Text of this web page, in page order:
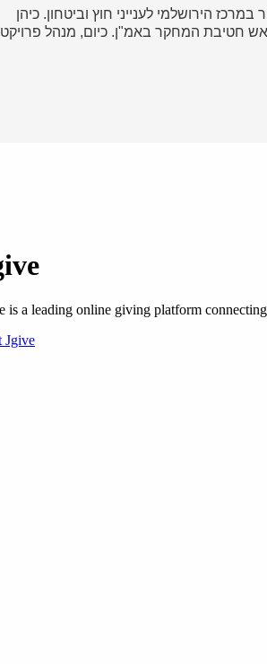
הירושלמי לענייני חוץ וביטחון. כיהן
חטיבת המחקר באמ"ן. כיום, מנהל פרויקט